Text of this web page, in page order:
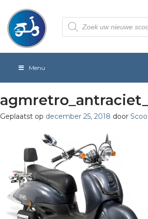
Producten
zoeken
Menu
Geplaatst op december 25, 2018 door